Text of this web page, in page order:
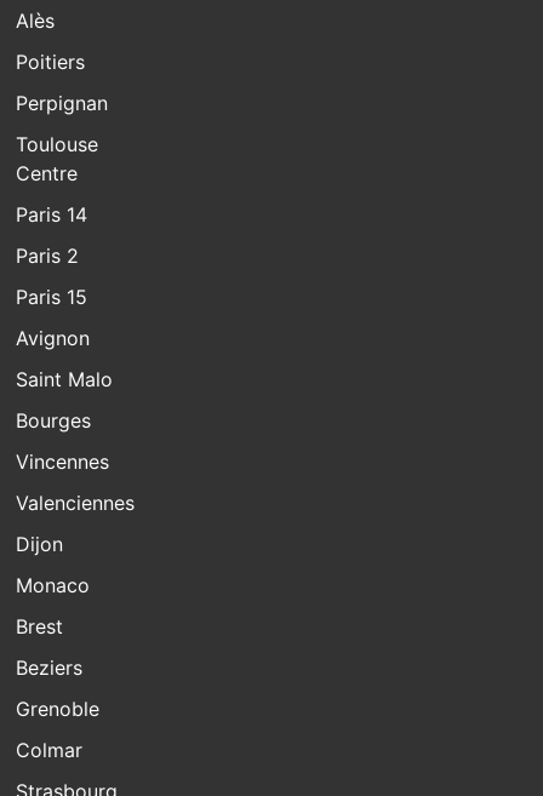
Alès
Poitiers
Perpignan
Toulouse
Centre
Paris 14
Paris 2
Paris 15
Avignon
Saint Malo
Bourges
Vincennes
Valenciennes
Dijon
Monaco
Brest
Beziers
Grenoble
Colmar